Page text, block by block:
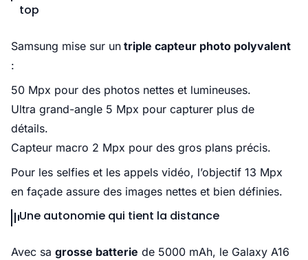
top
Samsung mise sur un triple capteur photo polyvalent
:
50 Mpx pour des photos nettes et lumineuses.
Ultra grand-angle 5 Mpx pour capturer plus de
détails.
Capteur macro 2 Mpx pour des gros plans précis.
Pour les selfies et les appels vidéo, l’objectif 13 Mpx
en façade assure des images nettes et bien définies.
Une autonomie qui tient la distance
Avec sa grosse batterie de 5000 mAh, le Galaxy A16